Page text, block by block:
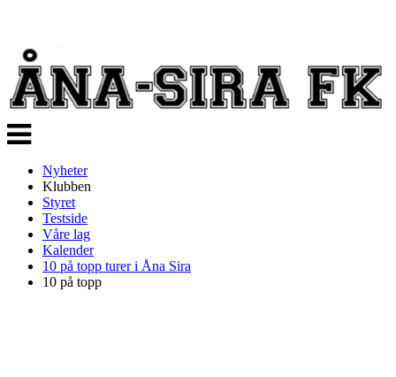
Veksle
navigasjon
Nyheter
Klubben
Styret
Testside
Våre lag
Kalender
10 på topp turer i Åna Sira
10 på topp